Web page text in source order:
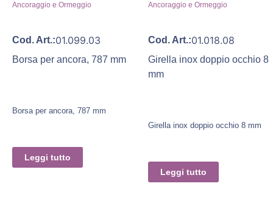
Ancoraggio e Ormeggio
Cod. Art.:01.099.03
Borsa per ancora, 787 mm
Borsa per ancora, 787 mm
Leggi tutto
Ancoraggio e Ormeggio
Cod. Art.:01.018.08
Girella inox doppio occhio 8
mm
Girella inox doppio occhio 8 mm
Leggi tutto